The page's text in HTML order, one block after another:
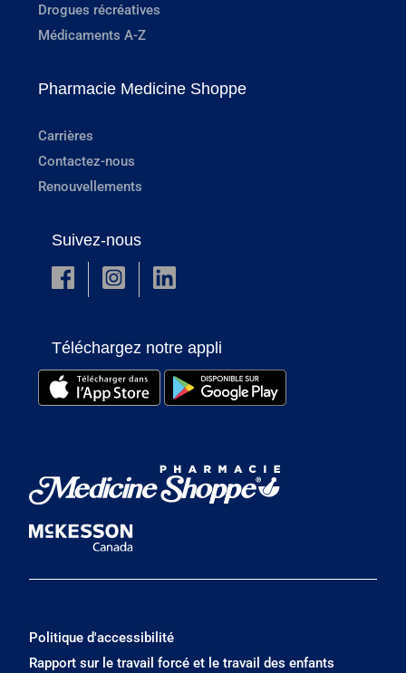
Drogues récréatives
Médicaments A-Z
Pharmacie Medicine Shoppe
Carrières
Contactez-nous
Renouvellements
Suivez-nous
Téléchargez notre appli
Politique d'accessibilité
Rapport sur le travail forcé et le travail des enfants